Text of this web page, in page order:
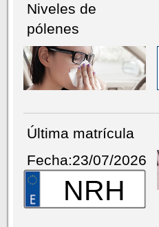
Niveles de
pólenes
Última matrícula
Fecha:23/07/2026
NRH